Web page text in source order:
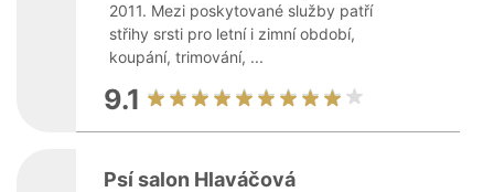
2011. Mezi poskytované služby patří
střihy srsti pro letní i zimní období,
koupání, trimování, ...
9.1
Psí salon Hlaváčová